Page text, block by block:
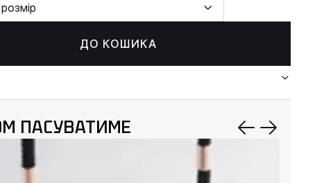
ДО КОШИКА
ПАСУВАТИМЕ